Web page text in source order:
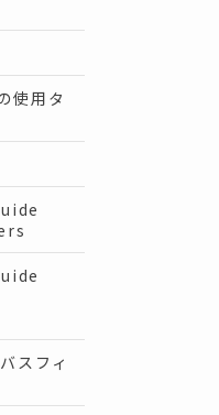
使用タ
スフィ